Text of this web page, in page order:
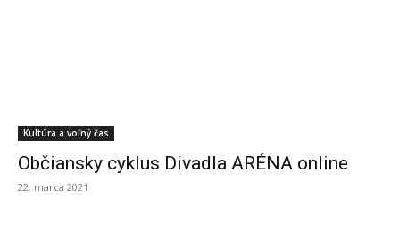
Kultúra a voľný čas
Občiansky cyklus Divadla ARÉNA online
22. marca 2021